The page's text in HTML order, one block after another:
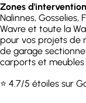
Zones
Nalinnes, Gosselies,
Wavre et toute la
pour vos projets de
de garage
carports et meubles
⭐ 4.7/5 étoiles sur